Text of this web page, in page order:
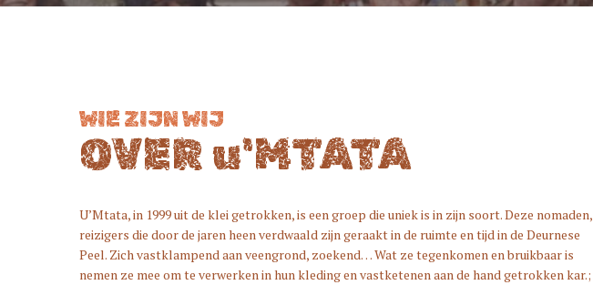
WIE ZIJN WIJ
OVER u'MTATA
U’Mtata, in 1999 uit de klei getrokken, is een groep die uniek is in zijn soort. Deze nomaden,
reizigers die door de jaren heen verdwaald zijn geraakt in de ruimte en tijd in de Deurnese
Peel. Zich vastklampend aan veengrond, zoekend… Wat ze tegenkomen en bruikbaar is
nemen ze mee om te verwerken in hun kleding en vastketenen aan de hand getrokken kar.;